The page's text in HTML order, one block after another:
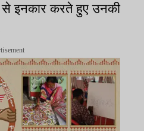
से इनकार करते हुए उनकी